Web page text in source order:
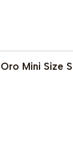
Mini Size